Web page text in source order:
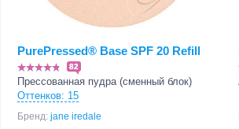
PurePressed® Base SPF 20 Refill
82
Прессованная пудра (сменный блок)
Оттенков: 15
Бренд: jane iredale